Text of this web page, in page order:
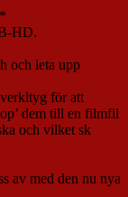
HD.
och leta upp
för att
dem till en filmfil
och vilket sk
av med den nu nya